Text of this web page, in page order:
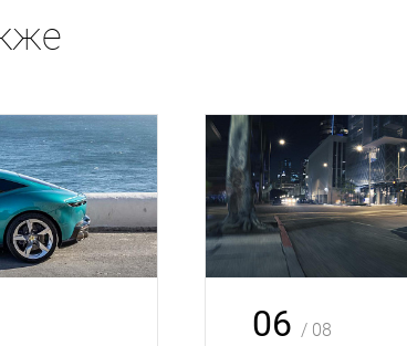
06 / 08